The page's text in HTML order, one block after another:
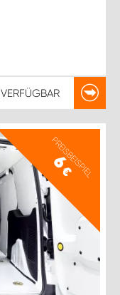
VERFÜGBAR
PREISBEISPIEL
6
€